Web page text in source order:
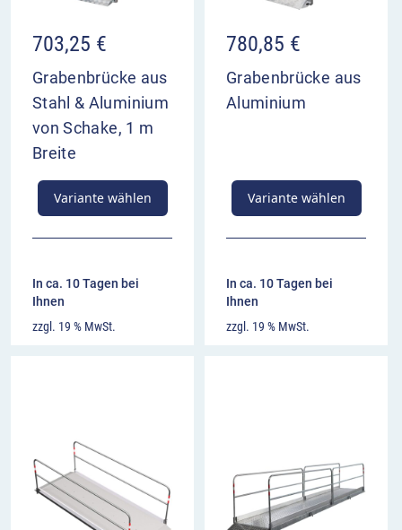
703,25 €
Grabenbrücke aus
Stahl & Aluminium
von Schake, 1 m
Breite
Variante wählen
In ca. 10 Tagen bei
Ihnen
zzgl. 19 % MwSt.
780,85 €
Grabenbrücke aus
Aluminium
Variante wählen
In ca. 10 Tagen bei
Ihnen
zzgl. 19 % MwSt.